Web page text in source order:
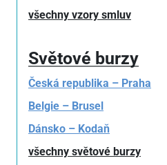
všechny vzory smluv
Světové burzy
Česká republika – Praha
Belgie – Brusel
Dánsko – Kodaň
všechny světové burzy